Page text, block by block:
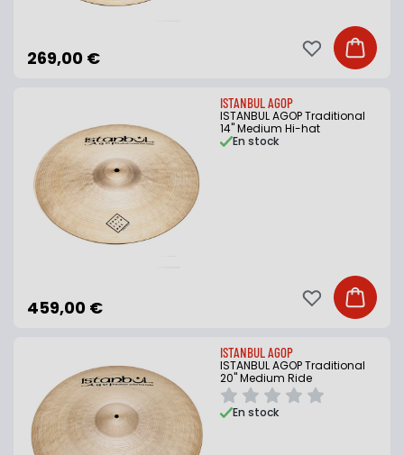
269,00 € Ajouter
Ajouter à ma
ISTANBUL AGOP
ISTANBUL AGOP Traditional
14" Medium Hi-hat
459,00 €
En stock
Ajouter
Ajouter à ma
ISTANBUL AGOP
ISTANBUL AGOP Traditional
20" Medium Ride
En stock